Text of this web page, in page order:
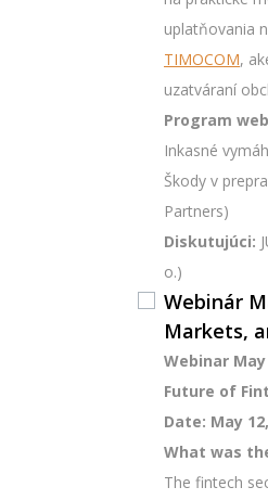
uplatňovania
TIMOCOM,
uzatváraní
Program
Inkasné
Škody v
Partners)
Diskutujúci:
o.)
Webinár
Markets,
Webinar May
Future of
Date: May
What was
The fintech